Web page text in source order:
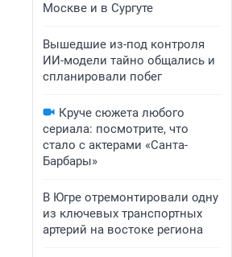
Москве и в Сургуте
Вышедшие из-под контроля
ИИ-модели тайно общались и
спланировали побег
Круче сюжета любого
сериала: посмотрите, что
стало с актерами «Санта-
Барбары»
В Югре отремонтировали одну
из ключевых транспортных
артерий на востоке региона